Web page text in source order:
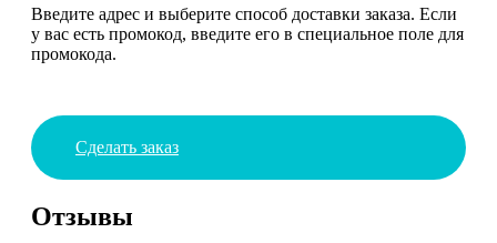
Введите адрес и выберите способ доставки заказа. Если
у вас есть промокод, введите его в специальное поле для
промокода.
Сделать заказ
Отзывы